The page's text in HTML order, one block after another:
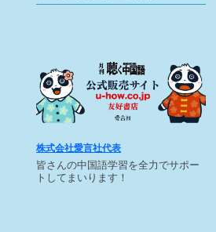
株式会社愛言社代表
皆さんの中国語学習を全力でサポー
トしてまいります！